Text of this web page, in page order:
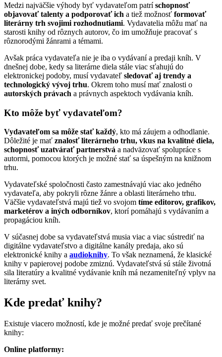
Medzi najväčšie výhody byť vydavateľom patríschopnosť
objavovať talenty a podporovať ich a tiež možnosť formovať
literárny trh svojimi rozhodnutiami. Vydavatelia môžu mať na
starosti knihy od rôznych autorov, čo im umožňuje pracovať s
rôznorodými žánrami a témami.
Avšak práca vydavateľa nie je iba o vydávaní a predaji kníh. V
dnešnej dobe, kedy sa literárne diela stále viac sťahujú do
elektronickej podoby, musí vydavateľ sledovať aj trendy a
technologický vývoj trhu. Okrem toho musí mať znalosti o
autorských právach a právnych aspektoch vydávania kníh.
Kto môže byť vydavateľom?
Vydavateľom sa môže stať každý, kto má záujem a odhodlanie.
Dôležité je mať znalosť literárneho trhu, vkus na kvalitné diela,
schopnosť uzatvárať partnerstvá a nadväzovať spolupráce s
autormi, pomocou ktorých je možné stať sa úspešným na knižnom
trhu.
Vydavateľské spoločnosti často zamestnávajú viac ako jedného
vydavateľa, aby pokryli rôzne žánre a oblasti literárneho trhu.
Väčšie vydavateľstvá majú tiež vo svojom tíme editorov, grafikov,
marketérov a iných odborníkov, ktorí pomáhajú s vydávaním a
propagáciou kníh.
V súčasnej dobe sa vydavateľstvá musia viac a viac sústrediť na
digitálne vydavateľstvo a digitálne kanály predaja, ako sú
elektronické knihy a audioknihy. To však neznamená, že klasické
knihy v papierovej podobe zmiznú. Vydavateľstvá sú stále životná
sila literatúry a kvalitné vydávanie kníh má nezameniteľný vplyv na
literárny svet.
Kde predať knihy?
Existuje viacero možností, kde je možné predať svoje prečítané
knihy:
Online platformy: